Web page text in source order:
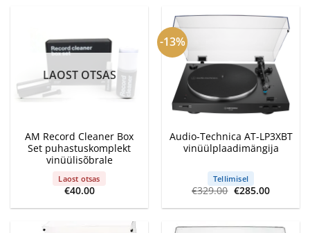
LAOST OTSAS
AM Record Cleaner Box
Set puhastuskomplekt
vinüülisõbrale
Laost otsas
€40.00
-13%
Audio-Technica AT-LP3XBT
vinüülplaadimängija
Tellimisel
€329.00 Algne
hind
oli:
€285.00Current
is: